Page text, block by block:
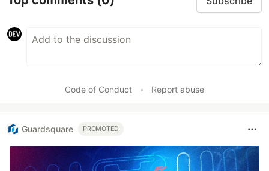
Code of Conduct • Report abuse
Guardsquare PROMOTED